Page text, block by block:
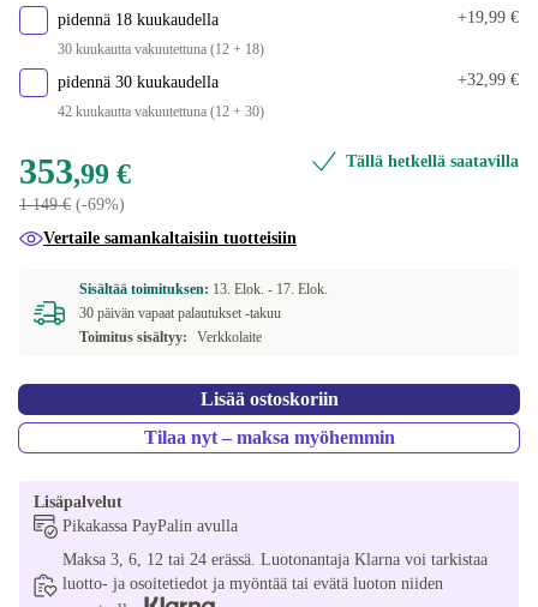
pidennä 18 kuukaudella
30 kuukautta vakuutettuna (12 + 18)
+19,99 €
pidennä 30 kuukaudella
42 kuukautta vakuutettuna (12 + 30)
+32,99 €
353,99 €
1 149 € (-69%)
Tällä hetkellä saatavilla
Vertaile samankaltaisiin tuotteisiin
Sisältää toimituksen: 13. Elok. - 17. Elok.
30 päivän vapaat palautukset -takuu
Toimitus sisältyy:
Verkkolaite
Lisää ostoskoriin
Tilaa nyt – maksa myöhemmin
Lisäpalvelut
Pikakassa PayPalin avulla
Maksa 3, 6, 12 tai 24 erässä. Luotonantaja Klarna voi tarkistaa
luotto- ja osoitetiedot ja myöntää tai evätä luoton niiden